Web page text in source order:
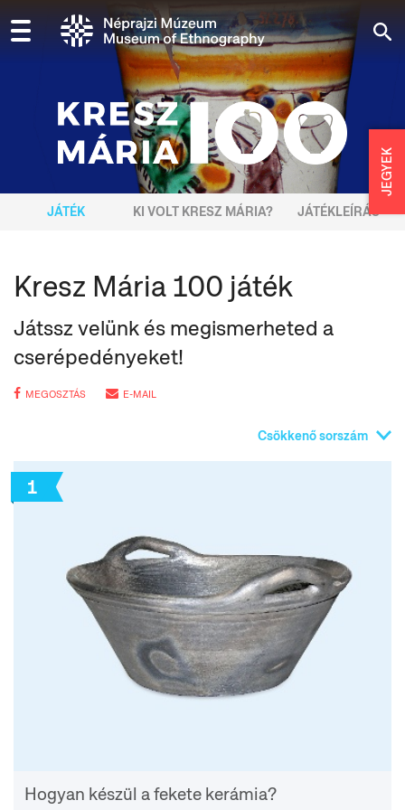
JÁTÉK KI VOLT KRESZ MÁRIA? JÁTÉKLEÍRÁS
Kresz Mária 100 játék
Játssz velünk és megismerheted a
cserépedényeket!
MEGOSZTÁS E-MAIL
Csökkenő sorszám
1
Hogyan készül a fekete kerámia?
JEGYEK